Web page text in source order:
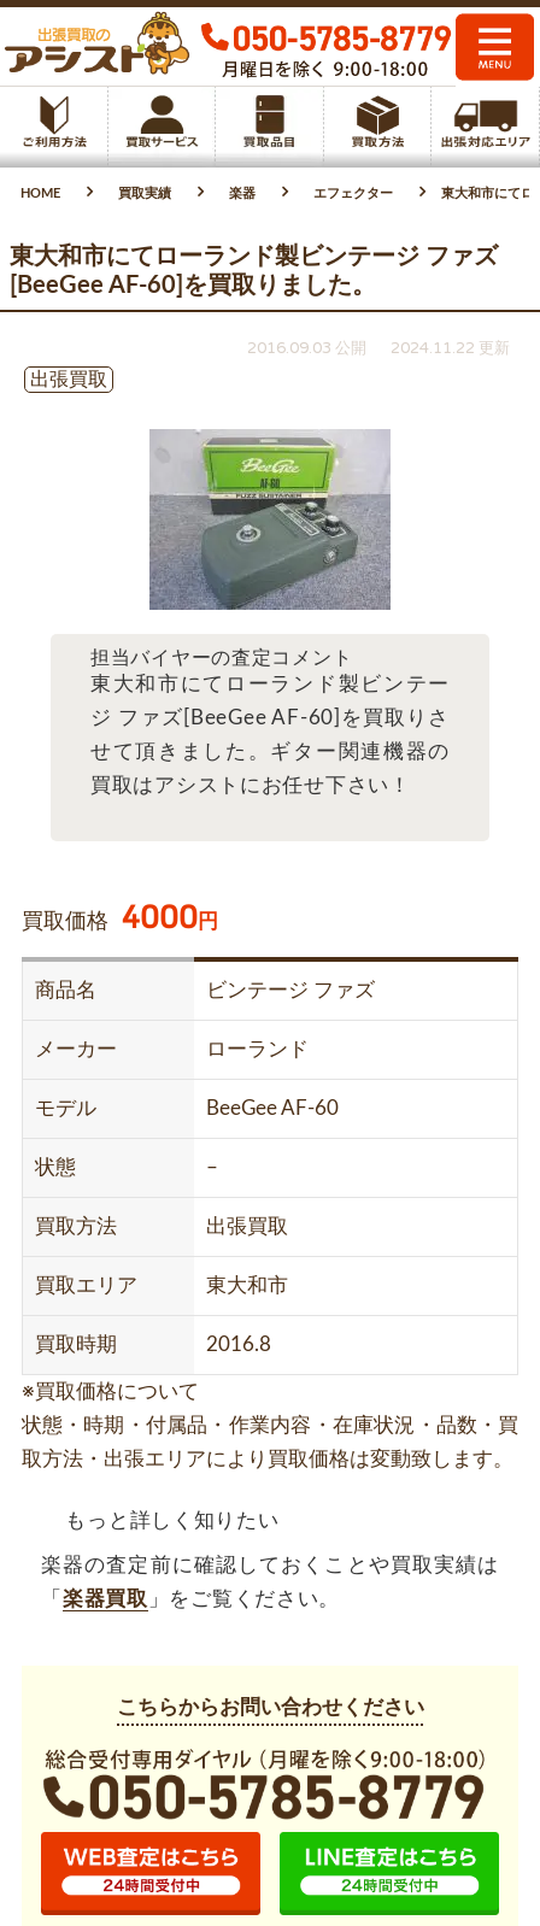
HOME 買取実績 楽器 エフェクター 東大和市にてロ
東大和市にてローランド製ビンテージ ファズ
[BeeGee AF-60]を買取りました。
2016.09.03 公開
2024.11.22 更新
出張買取
担当バイヤーの査定コメント
東大和市にてローランド製ビンテー
ジ ファズ[BeeGee AF-60]を買取りさ
せて頂きました。ギター関連機器の
買取はアシストにお任せ下さい！
買取価格 4000円
商品名 ビンテージ ファズ
メーカー ローランド
モデル BeeGee AF-60
状態 –
買取方法 出張買取
買取エリア 東大和市
買取時期 2016.8
※買取価格について
状態・時期・付属品・作業内容・在庫状況・品数・買
取方法・出張エリアにより買取価格は変動致します。
もっと詳しく知りたい
楽器の査定前に確認しておくことや買取実績は
「 楽器買取 」をご覧ください。
こちらからお問い合わせください